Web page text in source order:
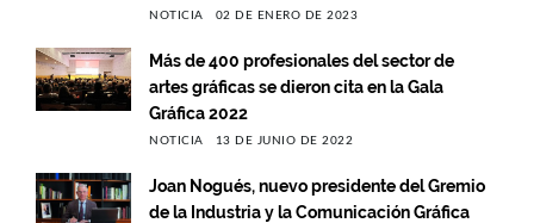
NOTICIA 02 DE ENERO DE 2023
Más de 400 profesionales del sector de
artes gráficas se dieron cita en la Gala
Gráfica 2022
NOTICIA 13 DE JUNIO DE 2022
Joan Nogués, nuevo presidente del Gremio
de la Industria y la Comunicación Gráfica